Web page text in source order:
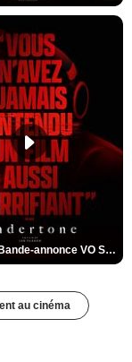
Undertone Bande-annonce VO STFR
au cinéma